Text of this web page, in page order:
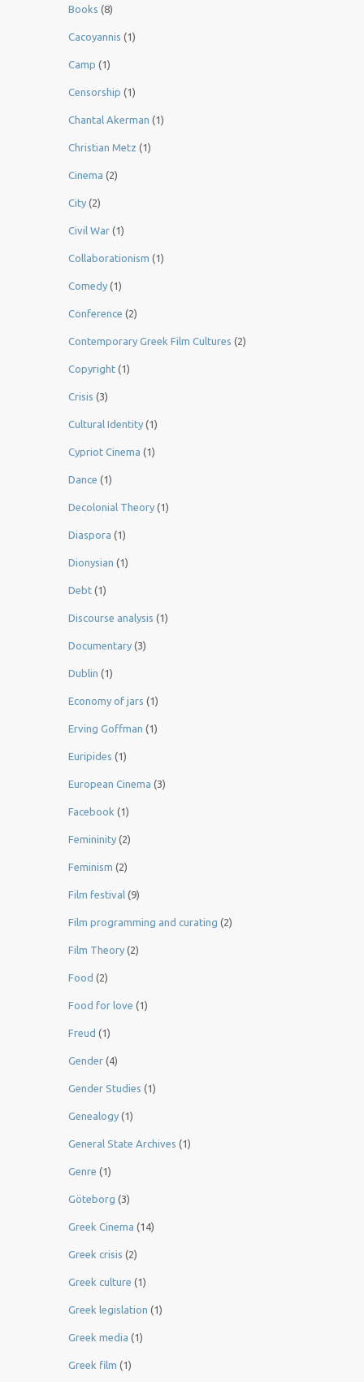
Books (8)
Cacoyannis (1)
Camp (1)
Censorship (1)
Chantal Akerman (1)
Christian Metz (1)
Cinema (2)
City (2)
Civil War (1)
Collaborationism (1)
Comedy (1)
Conference (2)
Contemporary Greek Film Cultures (2)
Copyright (1)
Crisis (3)
Cultural Identity (1)
Cypriot Cinema (1)
Dance (1)
Decolonial Theory (1)
Diaspora (1)
Dionysian (1)
Debt (1)
Discourse analysis (1)
Documentary (3)
Dublin (1)
Economy of jars (1)
Erving Goffman (1)
Euripides (1)
European Cinema (3)
Facebook (1)
Femininity (2)
Feminism (2)
Film festival (9)
Film programming and curating (2)
Film Theory (2)
Food (2)
Food for love (1)
Freud (1)
Gender (4)
Gender Studies (1)
Genealogy (1)
General State Archives (1)
Genre (1)
Göteborg (3)
Greek Cinema (14)
Greek crisis (2)
Greek culture (1)
Greek legislation (1)
Greek media (1)
Greek film (1)